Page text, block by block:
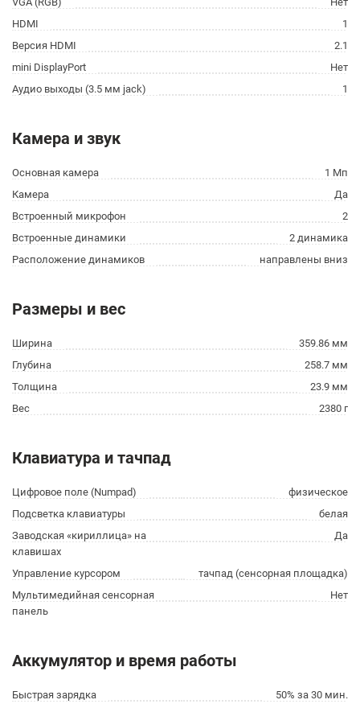
HDMI
1
Версия HDMI
2.1
mini DisplayPort
Нет
Аудио выходы (3.5 мм jack)
1
Камера и звук
Основная камера
1 Мп
Камера
Да
Встроенный микрофон
2
Встроенные динамики
2 динамика
Расположение динамиков
направлены вниз
Размеры и вес
Ширина
359.86 мм
Глубина
258.7 мм
Толщина
23.9 мм
Вес
2380 г
Клавиатура и тачпад
Цифровое поле (Numpad)
физическое
Подсветка клавиатуры
белая
Заводская «кириллица» на
клавишах
Да
Управление курсором
тачпад (сенсорная площадка)
Мультимедийная сенсорная
панель
Нет
Аккумулятор и время работы
Быстрая зарядка
50% за 30 мин.